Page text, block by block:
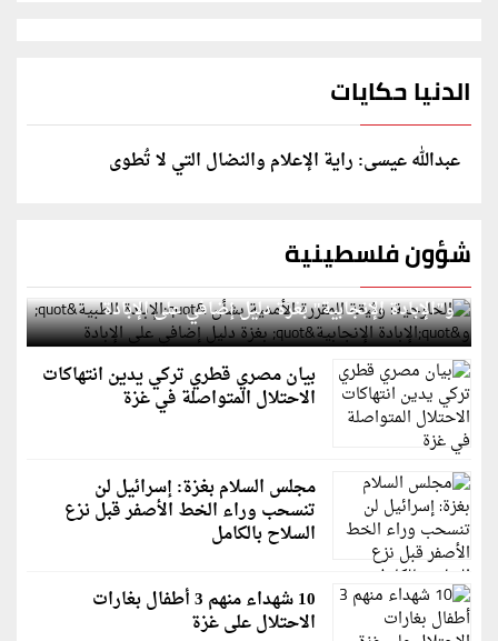
الدنيا حكايات
عبدالله عيسى: راية الإعلام والنضال التي لا تُطوى
شؤون فلسطينية
الخارجية: وثيقة المقررة الأممية بشأن "الإبادة الطبية"
و"الإبادة الإنجابية" بغزة دليل إضافي على الإبادة
بيان مصري قطري تركي يدين انتهاكات
الاحتلال المتواصلة في غزة
مجلس السلام بغزة: إسرائيل لن
تنسحب وراء الخط الأصفر قبل نزع
السلاح بالكامل
10 شهداء منهم 3 أطفال بغارات
الاحتلال على غزة